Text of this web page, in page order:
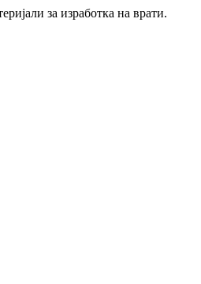
за изработка на врати.